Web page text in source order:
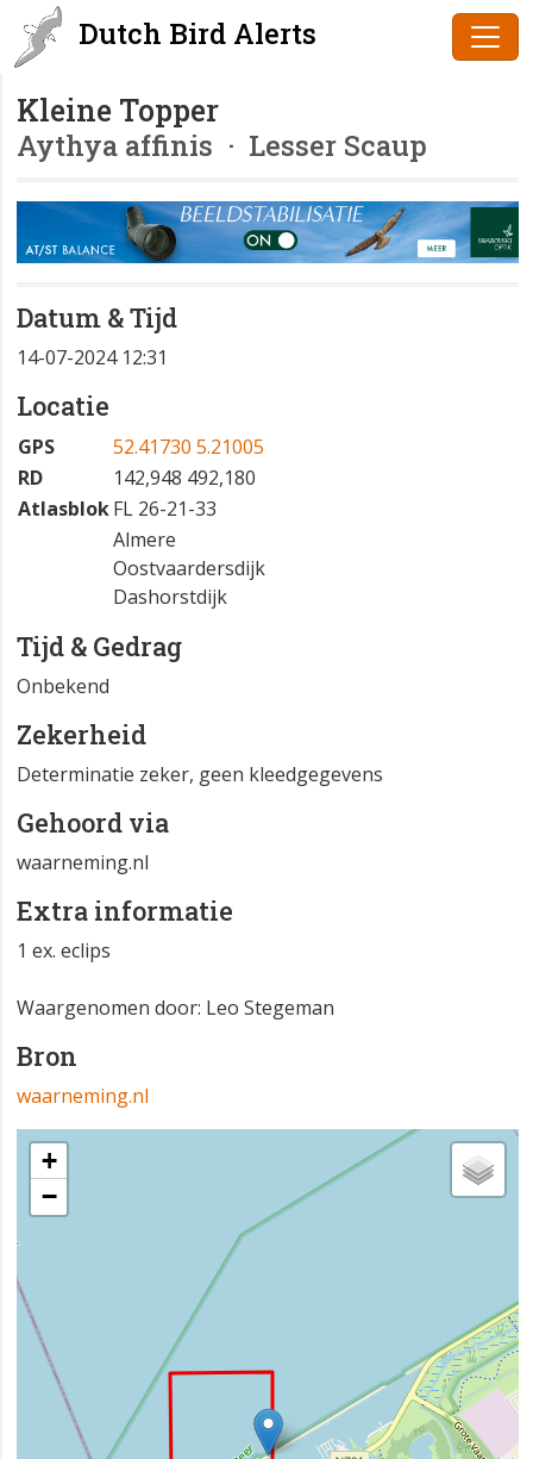
Dutch Bird Alerts
Kleine Topper
Aythya affinis · Lesser Scaup
Datum & Tijd
14-07-2024 12:31
Locatie
GPS
52.41730 5.21005
RD
142,948 492,180
AtlasblokFL 26-21-33
Almere
Oostvaardersdijk
Dashorstdijk
Tijd & Gedrag
Onbekend
Zekerheid
Determinatie zeker, geen kleedgegevens
Gehoord via
waarneming.nl
Extra informatie
1 ex. eclips
Waargenomen door: Leo Stegeman
Bron
waarneming.nl
+
−